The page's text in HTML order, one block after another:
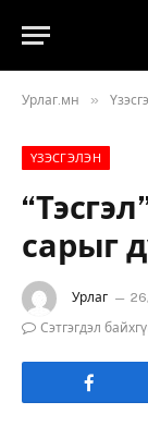
Урлаг.мн »
ҮЗЭСГЭЛЭН
сарыг
Урлаг
Сэтгэгдэл